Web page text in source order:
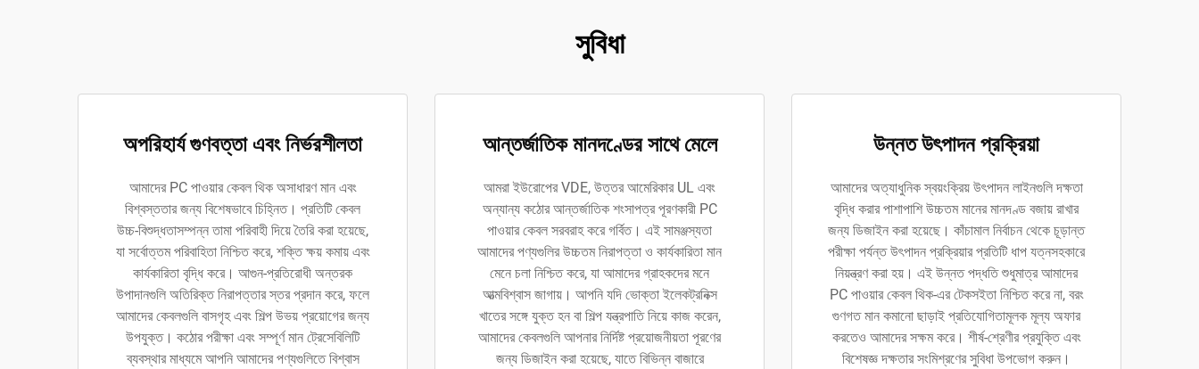
সুবিধা
অপরিহার্য গুণবত্তা এবং নির্ভরশীলতা
আমাদের PC পাওয়ার কেবল থিক অসাধারণ মান এবং
বিশ্বস্ততার জন্য বিশেষভাবে চিহ্নিত। প্রতিটি কেবল
উচ্চ-বিশুদ্ধতাসম্পন্ন তামা পরিবাহী দিয়ে তৈরি করা হয়েছে,
যা সর্বোত্তম পরিবাহিতা নিশ্চিত করে, শক্তি ক্ষয় কমায় এবং
কার্যকারিতা বৃদ্ধি করে। আগুন-প্রতিরোধী অন্তরক
উপাদানগুলি অতিরিক্ত নিরাপত্তার স্তর প্রদান করে, ফলে
আমাদের কেবলগুলি বাসগৃহ এবং শিল্প উভয় প্রয়োগের জন্য
উপযুক্ত। কঠোর পরীক্ষা এবং সম্পূর্ণ মান ট্রেসেবিলিটি
ব্যবস্থার মাধ্যমে আপনি আমাদের পণ্যগুলিতে বিশ্বাস
আন্তর্জাতিক মানদণ্ডের সাথে মেলে
আমরা ইউরোপের VDE, উত্তর আমেরিকার UL এবং
অন্যান্য কঠোর আন্তর্জাতিক শংসাপত্র পূরণকারী PC
পাওয়ার কেবল সরবরাহ করে গর্বিত। এই সামঞ্জস্যতা
আমাদের পণ্যগুলির উচ্চতম নিরাপত্তা ও কার্যকারিতা মান
মেনে চলা নিশ্চিত করে, যা আমাদের গ্রাহকদের মনে
আত্মবিশ্বাস জাগায়। আপনি যদি ভোক্তা ইলেকট্রনিক্স
খাতের সঙ্গে যুক্ত হন বা শিল্প যন্ত্রপাতি নিয়ে কাজ করেন,
আমাদের কেবলগুলি আপনার নির্দিষ্ট প্রয়োজনীয়তা পূরণের
জন্য ডিজাইন করা হয়েছে, যাতে বিভিন্ন বাজারে
উন্নত উৎপাদন প্রক্রিয়া
আমাদের অত্যাধুনিক স্বয়ংক্রিয় উৎপাদন লাইনগুলি দক্ষতা
বৃদ্ধি করার পাশাপাশি উচ্চতম মানের মানদণ্ড বজায় রাখার
জন্য ডিজাইন করা হয়েছে। কাঁচামাল নির্বাচন থেকে চূড়ান্ত
পরীক্ষা পর্যন্ত উৎপাদন প্রক্রিয়ার প্রতিটি ধাপ যত্নসহকারে
নিয়ন্ত্রণ করা হয়। এই উন্নত পদ্ধতি শুধুমাত্র আমাদের
PC পাওয়ার কেবল থিক-এর টেকসইতা নিশ্চিত করে না, বরং
গুণগত মান কমানো ছাড়াই প্রতিযোগিতামূলক মূল্য অফার
করতেও আমাদের সক্ষম করে। শীর্ষ-শ্রেণীর প্রযুক্তি এবং
বিশেষজ্ঞ দক্ষতার সংমিশ্রণের সুবিধা উপভোগ করুন।